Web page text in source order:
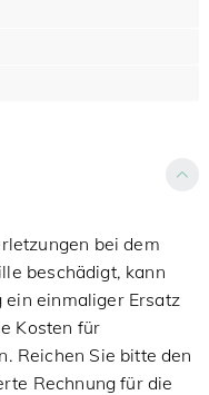
bei dem
beschädigt, kann
einmaliger Ersatz
Kosten für
Reichen Sie bitte den
Rechnung für die